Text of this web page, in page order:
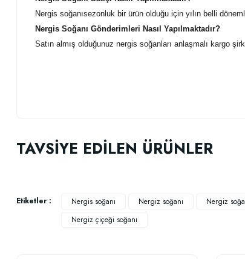
Nergis soğanısezonluk bir ürün olduğu için yılın belli
Nergis Soğanı Gönderimleri Nasıl Yapılmaktadır?
Satın almış olduğunuz nergis soğanları anlaşmalı kargo
Ürün bilgilerinde hatalar bulunuyor.
Ürün fiyatı diğer sitelerden daha pahalı.
TAVSİYE EDİLEN ÜRÜNLER
Etiketler : Nergis soğanı Nergiz soğanı Nergiz
Nergiz çiçeği soğanı